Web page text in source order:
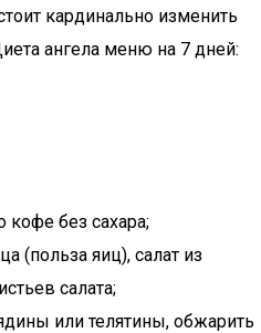
кардинально изменить
ангела меню на 7 дней:
кофе без сахара;
(польза яиц), салат из
салата;
или телятины, обжарить